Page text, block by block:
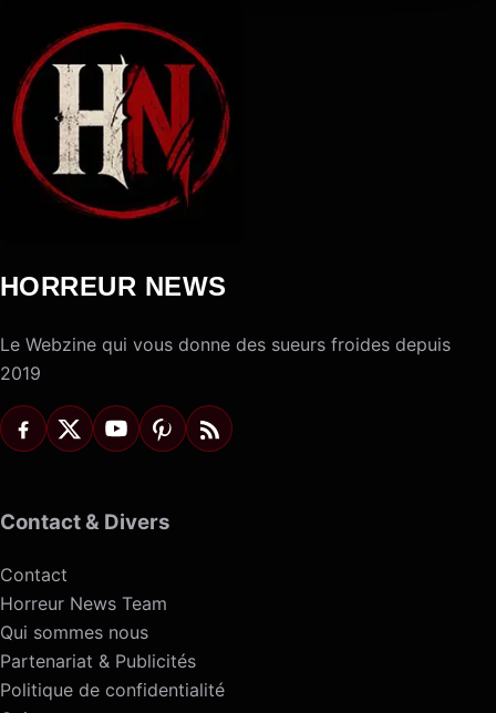
HORREUR NEWS
Le Webzine qui vous donne des sueurs froides depuis
2019
Contact & Divers
Contact
Horreur News Team
Qui sommes nous
Partenariat & Publicités
Politique de confidentialité